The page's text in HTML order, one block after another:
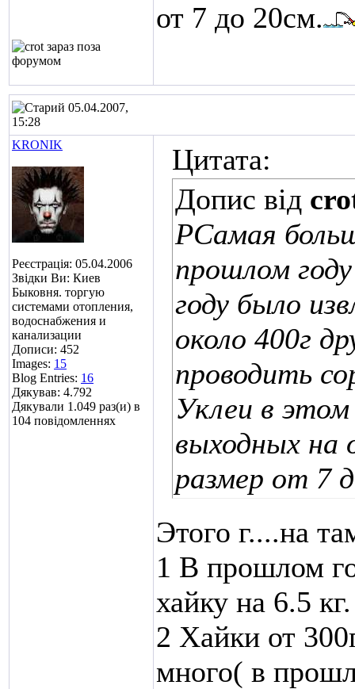
от 7 до 20см.
05.04.2007,
15:28
KRONIK
Реєстрація: 05.04.2006
Звідки Ви: Киев
Быковня. торгую
системами отопления,
водоснабжения и
канализации
Дописи: 452
Images: 15
Blog Entries: 16
Дякував: 4.792
Дякували 1.049 раз(и) в
104 повідомленнях
Цитата:
Допис від
РСамая
прошлом
году было
около 400г
проводить
Уклеи в этом
выходных на
размер от 7
Этого г....на
1 В прошлом
хайку на 6.5 кг.
2 Хайки от
много( в